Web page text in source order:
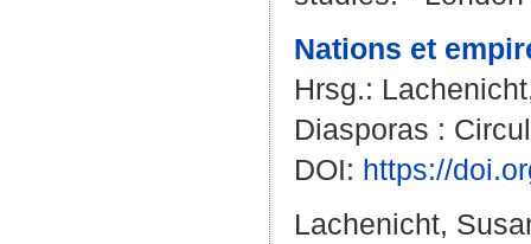
Nations et
Hrsg.:
Diasporas :
DOI: https://
Lachenicht,